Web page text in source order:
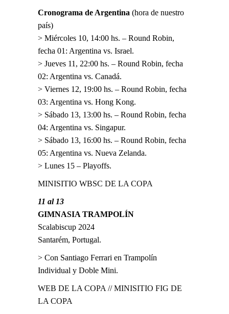
Cronograma de Argentina (hora de nuestro
país)
> Miércoles 10, 14:00 hs. – Round Robin,
fecha 01: Argentina vs. Israel.
> Jueves 11, 22:00 hs. – Round Robin, fecha
02: Argentina vs. Canadá.
> Viernes 12, 19:00 hs. – Round Robin, fecha
03: Argentina vs. Hong Kong.
> Sábado 13, 13:00 hs. – Round Robin, fecha
04: Argentina vs. Singapur.
> Sábado 13, 16:00 hs. – Round Robin, fecha
05: Argentina vs. Nueva Zelanda.
> Lunes 15 – Playoffs.
MINISITIO WBSC DE LA COPA
11 al 13
GIMNASIA TRAMPOLÍN
Scalabiscup 2024
Santarém, Portugal.
> Con Santiago Ferrari en Trampolín
Individual y Doble Mini.
WEB DE LA COPA //MINISITIO FIG DE
LA COPA